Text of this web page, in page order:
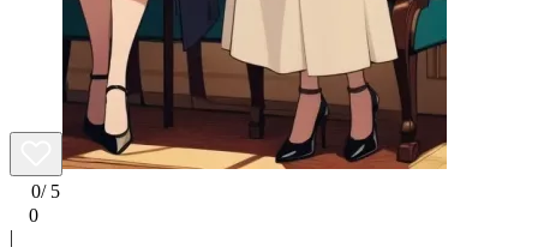
0/ 5
0
|